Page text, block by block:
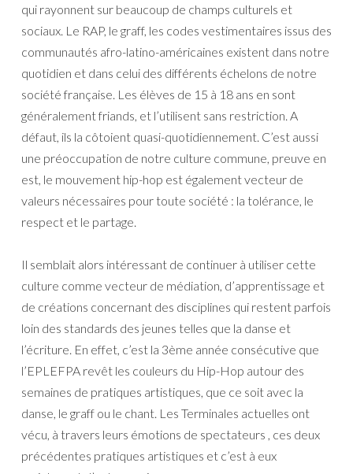
qui rayonnent sur beaucoup de champs culturels et
sociaux. Le RAP, le graff, les codes vestimentaires issus des
communautés afro-latino-américaines existent dans notre
quotidien et dans celui des différents échelons de notre
société française. Les élèves de 15 à 18 ans en sont
généralement friands, et l’utilisent sans restriction. A
défaut, ils la côtoient quasi-quotidiennement. C’est aussi
une préoccupation de notre culture commune, preuve en
est, le mouvement hip-hop est également vecteur de
valeurs nécessaires pour toute société : la tolérance, le
respect et le partage.
Il semblait alors intéressant de continuer à utiliser cette
culture comme vecteur de médiation, d’apprentissage et
de créations concernant des disciplines qui restent parfois
loin des standards des jeunes telles que la danse et
l’écriture. En effet, c’est la 3ème année consécutive que
l’EPLEFPA revêt les couleurs du Hip-Hop autour des
semaines de pratiques artistiques, que ce soit avec la
danse, le graff ou le chant. Les Terminales actuelles ont
vécu, à travers leurs émotions de spectateurs , ces deux
précédentes pratiques artistiques et c’est à eux